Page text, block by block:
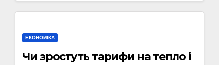
ЕКОНОМІКА
Чи зростуть тарифи на тепло і